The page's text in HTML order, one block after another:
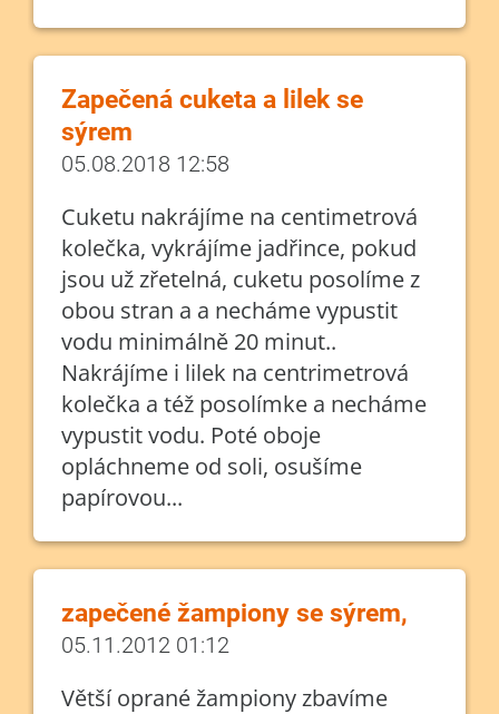
Zapečená cuketa a lilek se
sýrem
05.08.2018 12:58
Cuketu nakrájíme na centimetrová
kolečka, vykrájíme jadřince, pokud
jsou už zřetelná, cuketu posolíme z
obou stran a a necháme vypustit
vodu minimálně 20 minut..
Nakrájíme i lilek na centrimetrová
kolečka a též posolímke a necháme
vypustit vodu. Poté oboje
opláchneme od soli, osušíme
papírovou...
zapečené žampiony se sýrem,
05.11.2012 01:12
Větší oprané žampiony zbavíme